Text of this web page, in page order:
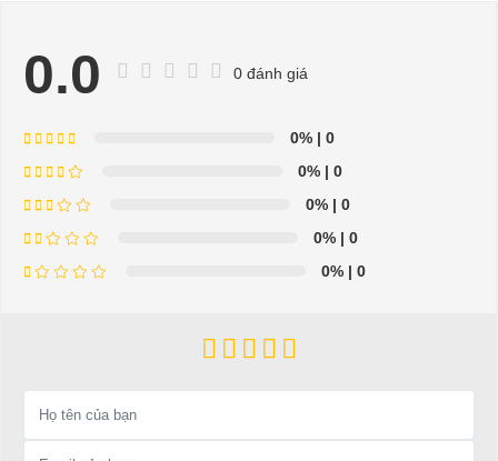
chữa tận nơi
phí
- Dịch vụ sửa chữa, thay thế phụ tùng, phụ kiện - thiết bị
cho xe ô tô điện.
thay thế phụ tùng, phụ kiện - thiết bị cho xe điện. Giá
chóng.
Hân hạnh được phục vụ mọi người
0.0 0 đánh giá
0% | 0
0% | 0
0% | 0
0% | 0
0% | 0